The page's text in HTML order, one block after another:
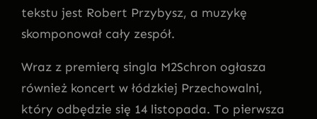
tekstu jest Robert Przybysz, a muzykę
skomponował cały zespół.
Wraz z premierą singla M2Schron ogłasza
również koncert w łódzkiej Przechowalni,
który odbędzie się 14 listopada. To pierwsza